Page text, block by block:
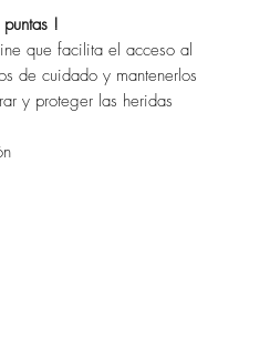
!
que facilita el acceso al
de cuidado y mantenerlos
y proteger las heridas